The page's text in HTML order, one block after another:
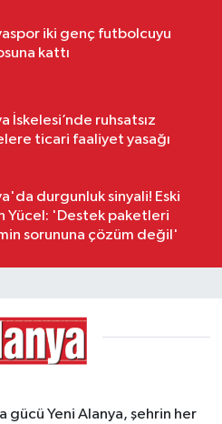
iki genç futbolcuyu
kattı
İskelesi’nde ruhsatsız
ticari faaliyet yasağı
durgunluk sinyali! Eski
Yücel: 'Destek paketleri
sorununa çözüm değil'
gücü Yeni Alanya, şehrin her